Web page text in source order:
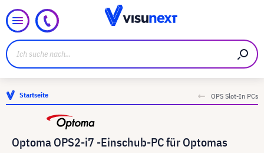
Startseite OPS Slot-In PCs
Optoma OPS2-i7 -Einschub-PC für Optomas